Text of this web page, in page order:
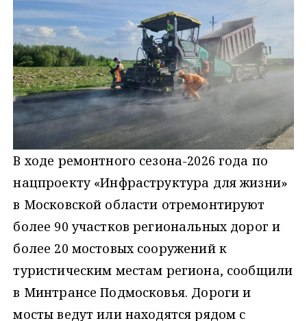
В ходе ремонтного сезона-2026 года по
нацпроекту «Инфраструктура для жизни»
в Московской области отремонтируют
более 90 участков региональных дорог и
более 20 мостовых сооружений к
туристическим местам региона, сообщили
в Минтрансе Подмосковья. Дороги и
мосты ведут или находятся рядом с